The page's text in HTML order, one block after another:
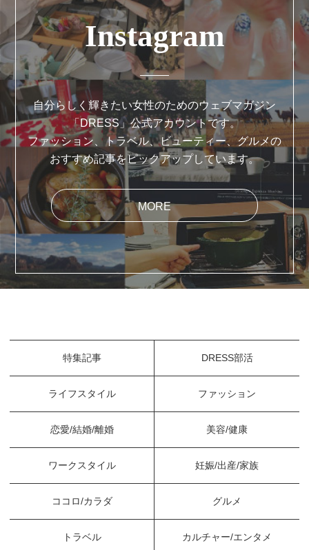
Instagram
自分らしく輝きたい女性のためのウェブマガジン
「DRESS」公式アカウントです。
ファッション、トラベル、ビューティー、グルメの
おすすめ記事をピックアップしています。
MORE
特集記事 DRESS部活
ライフスタイル ファッション
恋愛/結婚/離婚 美容/健康
ワークスタイル 妊娠/出産/家族
ココロ/カラダ グルメ
トラベル カルチャー/エンタメ